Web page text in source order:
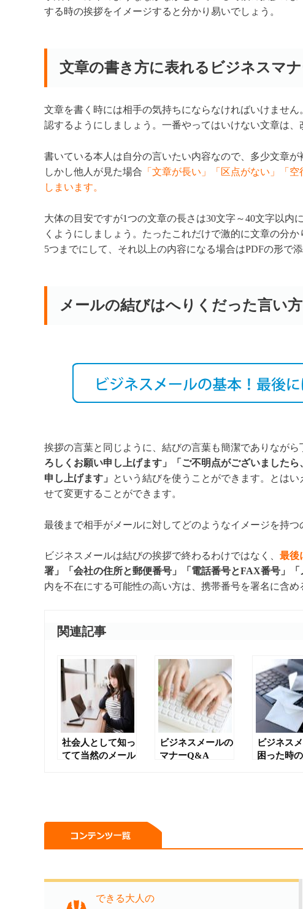
する時の挨拶をイメージすると分かり易いでしょう。
文章の書き方に表れるビジネスマ
文章を書く時には相手の気持ちにならなければいけませ
認するようにしましょう。一番やってはいけない文章は、
書いている本人は自分の言いたい内容なので、多少文章
しかし他人が見た場合 「文章が長い」「区点がない」「
しまいます。
大体の目安ですが1つの文章の長さは30文字～40文字以
くようにしましょう。たったこれだけで激的に文章の分
5つまでにして、それ以上の内容になる場合はPDFの形で
メールの結びはへりくだった言い方
挨拶の言葉と同じように、結びの言葉も簡潔でありなが
ろしくお願い申し上げます」「ご不明点がございました
申し上げます」
という結びを使うことができます。とは
せて変更することができます。
最後まで相手がメールに対してどのようなイメージを持
ビジネスメールは結びの挨拶で終わるわけではなく、 最後
署」「会社の住所と郵便番号」「電話番号とFAX番号」「
内を不在にする可能性の高い方は、携帯番号を署名に含め
関連記事
社会人として知っ
てて当然のメール
ビジネスメールの
マナーQ&A
ビジネス
困った時
できる大人の